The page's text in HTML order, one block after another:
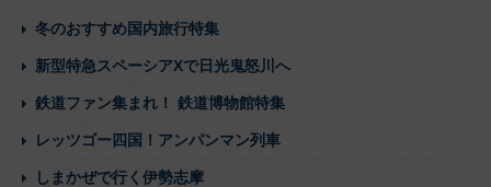
冬のおすすめ国内旅行特集
新型特急スペーシアXで日光鬼怒川へ
鉄道ファン集まれ！ 鉄道博物館特集
レッツゴー四国！アンパンマン列車
しまかぜで行く伊勢志摩